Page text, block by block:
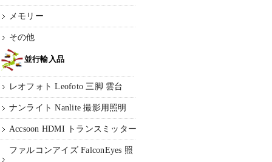
メモリー
その他
並行輸入品
レオフォト Leofoto 三脚 雲台
ナンライト Nanlite 撮影用照明
Accsoon HDMI トランスミッター
ファルコンアイズ FalconEyes 照